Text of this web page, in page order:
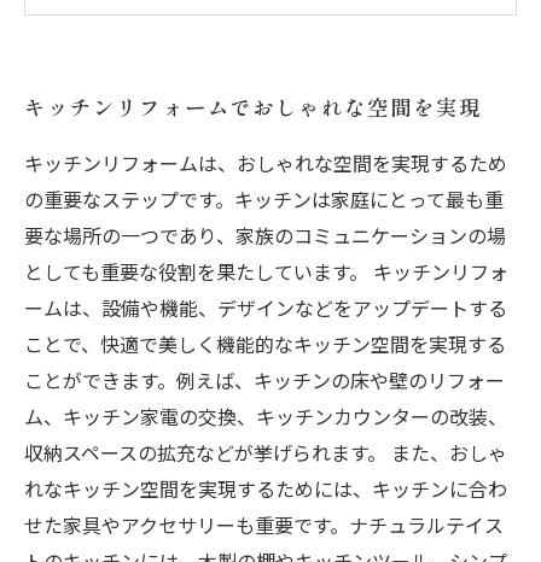
リフォーム業者におまかせ！おしゃれで機能的
なキッチン・トイレ・浴室を手に入れよう
キッチンリフォームでおしゃれな空間を実現
キッチンリフォームは、おしゃれな空間を実現するため
の重要なステップです。キッチンは家庭にとって最も重
要な場所の一つであり、家族のコミュニケーションの場
としても重要な役割を果たしています。 キッチンリフォ
ームは、設備や機能、デザインなどをアップデートする
ことで、快適で美しく機能的なキッチン空間を実現する
ことができます。例えば、キッチンの床や壁のリフォー
ム、キッチン家電の交換、キッチンカウンターの改装、
収納スペースの拡充などが挙げられます。 また、おしゃ
れなキッチン空間を実現するためには、キッチンに合わ
せた家具やアクセサリーも重要です。ナチュラルテイス